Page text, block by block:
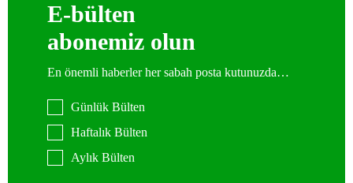
E-bülten
abonemiz olun
En önemli haberler her sabah posta kutunuzda…
Günlük Bülten
Haftalık Bülten
Aylık Bülten